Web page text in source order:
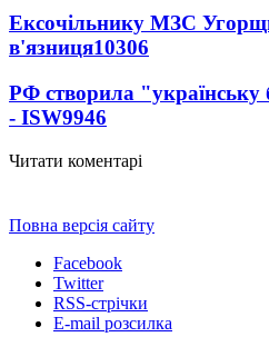
Ексочільнику МЗС
в'язниця10306
РФ створила "українську
- ISW9946
Читати коментарі
Повна версія сайту
Facebook
Twitter
RSS-стрічки
E-mail розсилка